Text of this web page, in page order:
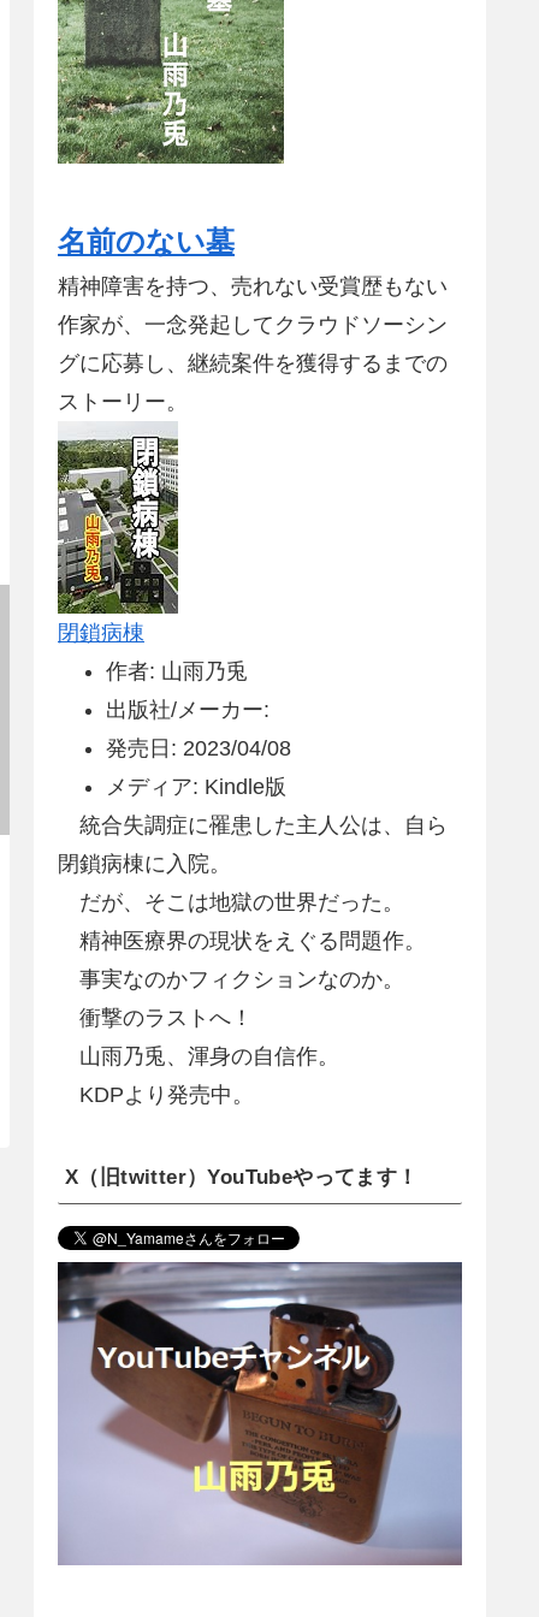
名前のない墓
精神障害を持つ、売れない受賞歴もない
作家が、一念発起してクラウドソーシン
グに応募し、継続案件を獲得するまでの
ストーリー。
閉鎖病棟
作者: 山雨乃兎
出版社/メーカー:
発売日: 2023/04/08
メディア: Kindle版
統合失調症に罹患した主人公は、自ら
閉鎖病棟に入院。
だが、そこは地獄の世界だった。
精神医療界の現状をえぐる問題作。
事実なのかフィクションなのか。
衝撃のラストへ！
山雨乃兎、渾身の自信作。
KDPより発売中。
X（旧twitter）YouTubeやってます！